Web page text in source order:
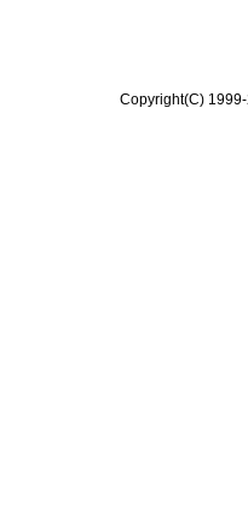
Copyright(C)